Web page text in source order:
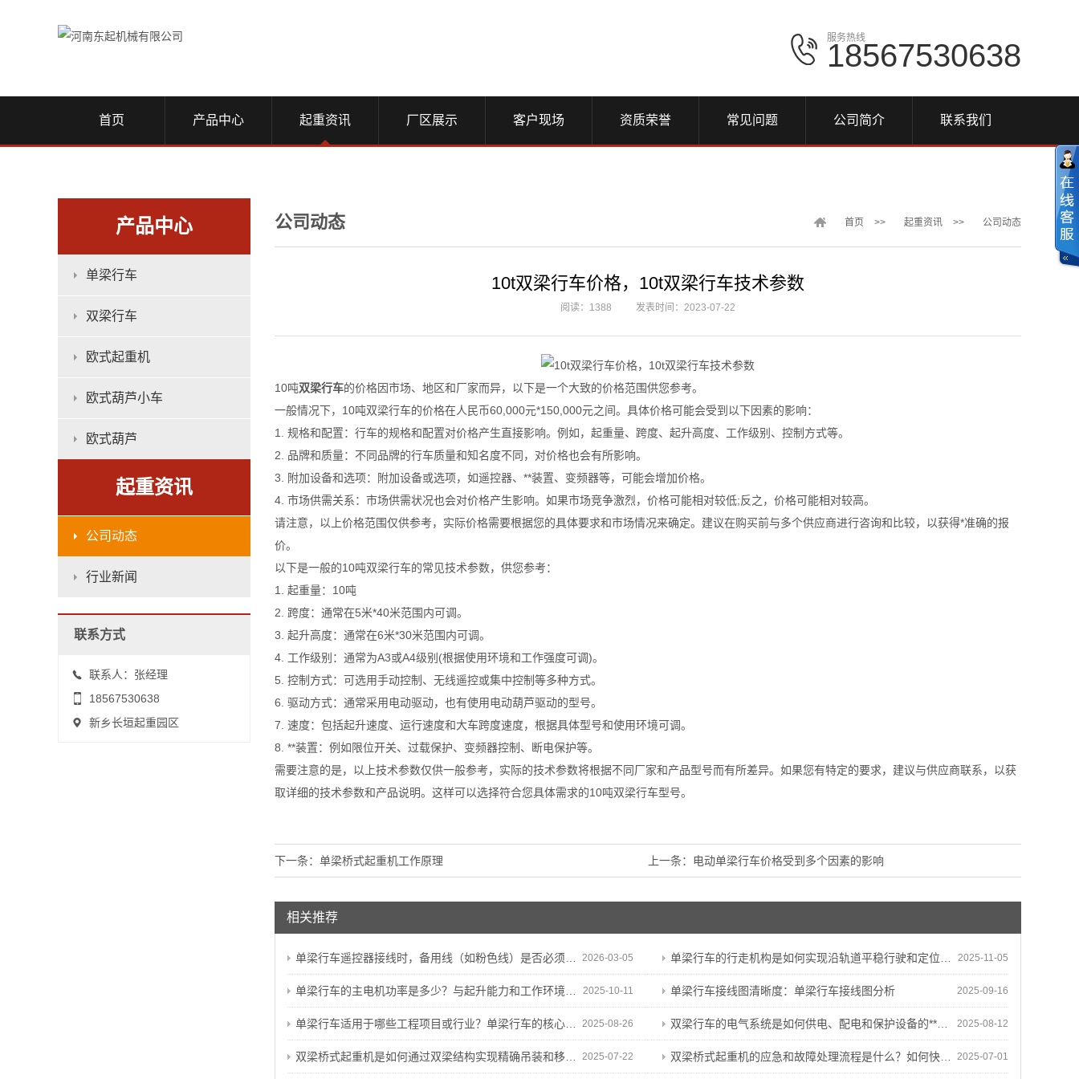
服务热线
18567530638
首页 产品中心 起重资讯 厂区展示 客户现场 资质荣誉 常见问题 公司简介 联系我们
产品中心
单梁行车
双梁行车
欧式起重机
欧式葫芦小车
欧式葫芦
起重资讯
公司动态
行业新闻
联系方式
联系人：张经理
18567530638
新乡长垣起重园区
公司动态 首页 >> 起重资讯 >> 公司动态
10t双梁行车价格，10t双梁行车技术参数
阅读：1388 发表时间：2023-07-22
10吨双梁行车的价格因市场、地区和厂家而异，以下是一个大致的价格范围供您参考。
一般情况下，10吨双梁行车的价格在人民币60,000元*150,000元之间。具体价格可能会受到以下因素的影响：
1. 规格和配置：行车的规格和配置对价格产生直接影响。例如，起重量、跨度、起升高度、工作级别、控制方式等。
2. 品牌和质量：不同品牌的行车质量和知名度不同，对价格也会有所影响。
3. 附加设备和选项：附加设备或选项，如遥控器、**装置、变频器等，可能会增加价格。
4. 市场供需关系：市场供需状况也会对价格产生影响。如果市场竞争激烈，价格可能相对较低;反之，价格可能相对较高。
请注意，以上价格范围仅供参考，实际价格需要根据您的具体要求和市场情况来确定。建议在购买前与多个供应商进行咨询和比较，以获得*准确的报
价。
以下是一般的10吨双梁行车的常见技术参数，供您参考：
1. 起重量：10吨
2. 跨度：通常在5米*40米范围内可调。
3. 起升高度：通常在6米*30米范围内可调。
4. 工作级别：通常为A3或A4级别(根据使用环境和工作强度可调)。
5. 控制方式：可选用手动控制、无线遥控或集中控制等多种方式。
6. 驱动方式：通常采用电动驱动，也有使用电动葫芦驱动的型号。
7. 速度：包括起升速度、运行速度和大车跨度速度，根据具体型号和使用环境可调。
8. **装置：例如限位开关、过载保护、变频器控制、断电保护等。
需要注意的是，以上技术参数仅供一般参考，实际的技术参数将根据不同厂家和产品型号而有所差异。如果您有特定的要求，建议与供应商联系，以获
取详细的技术参数和产品说明。这样可以选择符合您具体需求的10吨双梁行车型号。
上一条： 电动单梁行车价格受到多个因素的影响
下一条： 单梁桥式起重机工作原理
相关推荐
2026-03-05
单梁行车遥控器接线时，备用线（如粉色线）是否必须保留？能否剪断？ 2025-11-05
单梁行车的行走机构是如何实现沿轨道平稳行驶和定位的？
2025-10-11
单梁行车的主电机功率是多少？与起升能力和工作环境有何关联？ 2025-09-16
单梁行车接线图清晰度：单梁行车接线图分析
2025-08-26
单梁行车适用于哪些工程项目或行业？单梁行车的核心特性与适用基础 2025-08-12
双梁行车的电气系统是如何供电、配电和保护设备的**运行的？
2025-07-22
双梁桥式起重机是如何通过双梁结构实现精确吊装和移动操作的？ 2025-07-01
双梁桥式起重机的应急和故障处理流程是什么？如何快速**地解决设备故障？